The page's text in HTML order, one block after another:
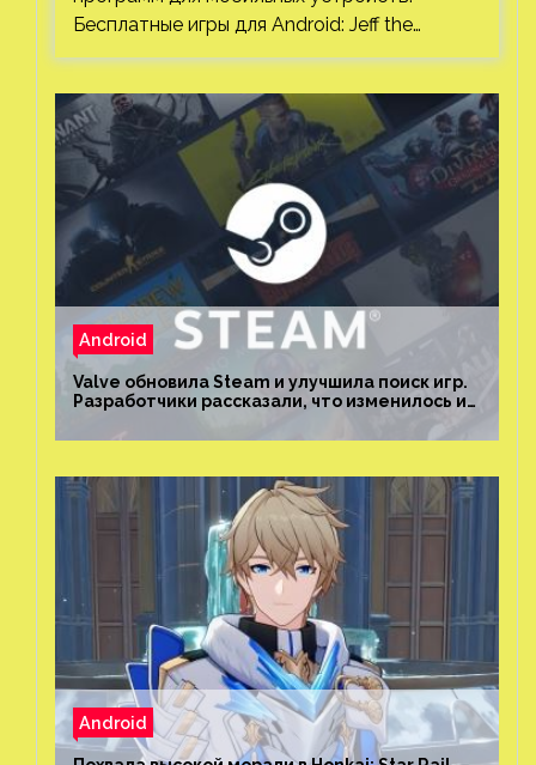
Бесплатные игры для Android: Jeff the…
Android
Valve обновила Steam и улучшила поиск игр.
Разработчики рассказали, что изменилось и
Android